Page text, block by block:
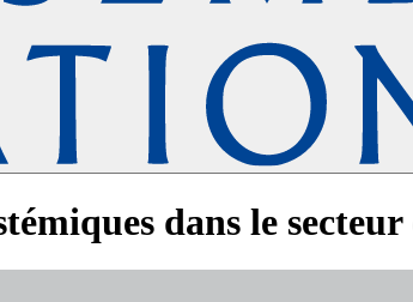
dans le